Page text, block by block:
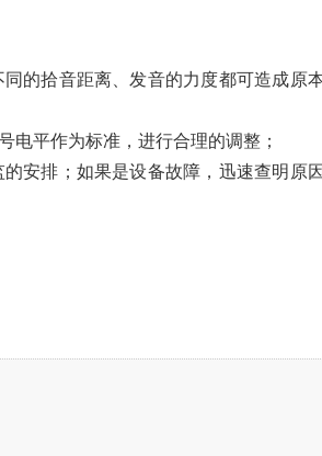
的拾音距离、发音的力度都可造成原
电平作为标准，进行合理的调整；
安排；如果是设备故障，迅速查明原因